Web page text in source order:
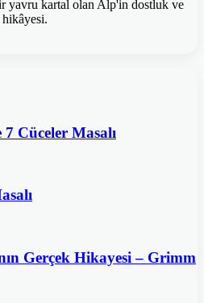
yavru kartal olan Alp'in dostluk ve
hikâyesi.
Cüceler Masalı
Gerçek Hikayesi – Grimm